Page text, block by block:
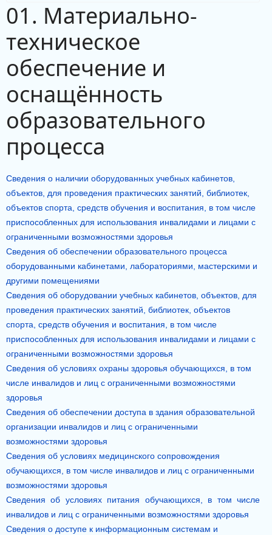
01. Материально-
техническое
обеспечение и
оснащённость
образовательного
процесса
Сведения о наличии оборудованных учебных кабинетов,
объектов, для проведения практических занятий, библиотек,
объектов спорта, средств обучения и воспитания, в том числе
приспособленных для использования инвалидами и лицами с
ограниченными возможностями здоровья
Сведения об обеспечении образовательного процесса
оборудованными кабинетами, лабораториями, мастерскими и
другими помещениями
Сведения об оборудовании учебных кабинетов, объектов, для
проведения практических занятий, библиотек, объектов
спорта, средств обучения и воспитания, в том числе
приспособленных для использования инвалидами и лицами с
ограниченными возможностями здоровья
Сведения об условиях охраны здоровья обучающихся, в том
числе инвалидов и лиц с ограниченными возможностями
здоровья
Сведения об обеспечении доступа в здания образовательной
организации инвалидов и лиц с ограниченными
возможностями здоровья
Сведения об условиях медицинского сопровождения
обучающихся, в том числе инвалидов и лиц с ограниченными
возможностями здоровья
Сведения об условиях питания обучающихся, в том числе
инвалидов и лиц с ограниченными возможностями здоровья
Сведения о доступе к информационным системам и